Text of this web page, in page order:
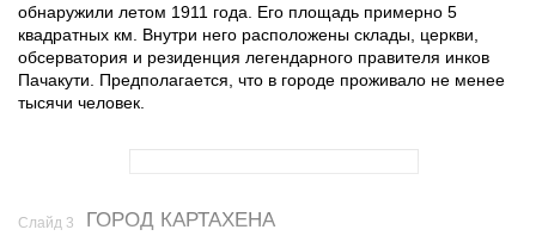
обнаружили летом 1911 года. Его площадь примерно 5
квадратных км. Внутри него расположены склады, церкви,
обсерватория и резиденция легендарного правителя инков
Пачакути. Предполагается, что в городе проживало не менее
тысячи человек.
Слайд 3 ГОРОД КАРТАХЕНА